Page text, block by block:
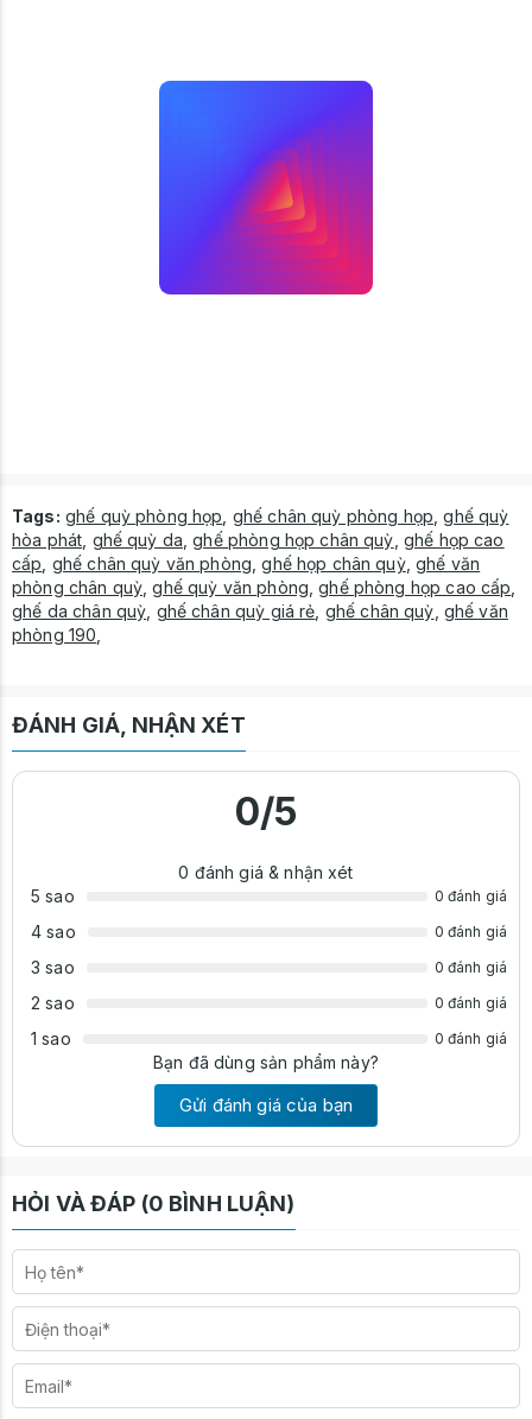
Tags: ghế quỳ phòng họp ghế chân quỳ phòng họp ,ghế quỳ
hòa phát ghế quỳ da ,ghế phòng họp chân quỳ ghế họp cao
cấp ghế chân quỳ văn phòng ,ghế họp chân quỳ,ghế văn
phòng chân quỳ ,ghế quỳ văn phòng ,ghế phòng họp cao cấp
ghế da chân quỳ ghế chân quỳ giá rẻ ghế chân quỳ ghế văn
phòng 190
ĐÁNH GIÁ, NHẬN XÉT
0/5
0 đánh giá & nhận xét
5 sao
0 đánh giá
4 sao 0 đánh giá
3 sao 0 đánh giá
2 sao 0 đánh giá
1 sao 0 đánh giá
Bạn đã dùng sản phẩm này?
Gửi đánh giá của bạn
HỎI VÀ ĐÁP (0 BÌNH LUẬN)